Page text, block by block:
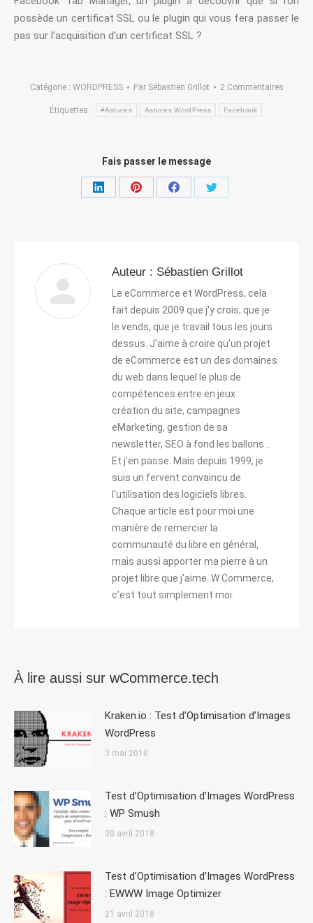
possède un certificat SSL ou le plugin qui vous fera passer le
pas sur l’acquisition d’un certificat SSL ?
Catégorie : WORDPRESS Par Sébastien Grillot 2 Commentaires
Étiquettes : #Astuces Astuces WordPress Facebook
Fais passer le message
PartagerPartagerPartagerPartager
Auteur : Sébastien Grillot
Le eCommerce et WordPress, cela
fait depuis 2009 que j'y crois, que je
le vends, que je travail tous les jours
dessus. J'aime à croire qu'un projet
de eCommerce est un des domaines
du web dans lequel le plus de
compétences entre en jeux :
création du site, campagnes
eMarketing, gestion de sa
newsletter, SEO à fond les ballons...
Et j'en passe. Mais depuis 1999, je
suis un fervent convaincu de
l'utilisation des logiciels libres.
Chaque article est pour moi une
manière de remercier la
communauté du libre en général,
mais aussi apporter ma pierre à un
projet libre que j'aime. W Commerce,
c'est tout simplement moi.
À lire aussi sur wCommerce.tech
Kraken.io : Test d’Optimisation d’Images
WordPress
3 mai 2018
Test d’Optimisation d’Images WordPress
: WP Smush
30 avril 2018
Test d’Optimisation d’Images WordPress
: EWWW Image Optimizer
21 avril 2018